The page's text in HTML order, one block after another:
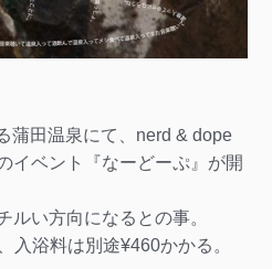
蒲田温泉にて、nerd & dope
イベント『なーどーぷ』が開
ルい方向になるとの事。
入浴料は別途¥460かかる。